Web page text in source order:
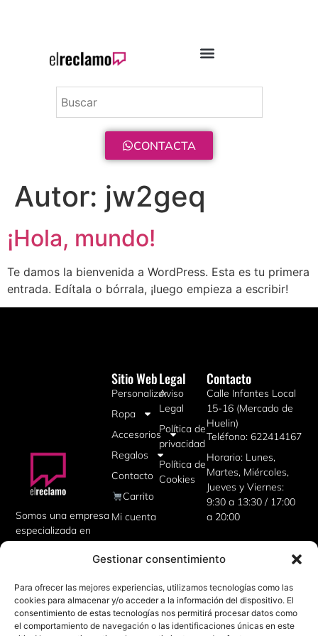
Gestionar consentimiento
Para ofrecer las mejores experiencias, utilizamos tecnologías como las
cookies para almacenar y/o acceder a la información del dispositivo. El
consentimiento de estas tecnologías nos permitirá procesar datos como
el comportamiento de navegación o las identificaciones únicas en este
CONTACTA
Autor: jw2geq
¡Hola, mundo!
Te damos la bienvenida a WordPress. Esta es tu primera
entrada. Edítala o bórrala, ¡luego empieza a escribir!
Somos una empresa
especializada en
artículos
trabajo, camisetas
personalizadas,
además de regalos
Legal
Aviso
Legal
Política de
privacidad
Política de
Cookies
Sitio Web
Personalizar
Ropa
Accesorios
Regalos
Contacto
Carrito
Mi cuenta
Contacto
Calle Infantes Local
15-16 (Mercado de
Huelin)
Teléfono: 622414167
Horario: Lunes,
Martes, Miércoles,
Jueves y Viernes:
9:30 a 13:30 / 17:00
a 20:00